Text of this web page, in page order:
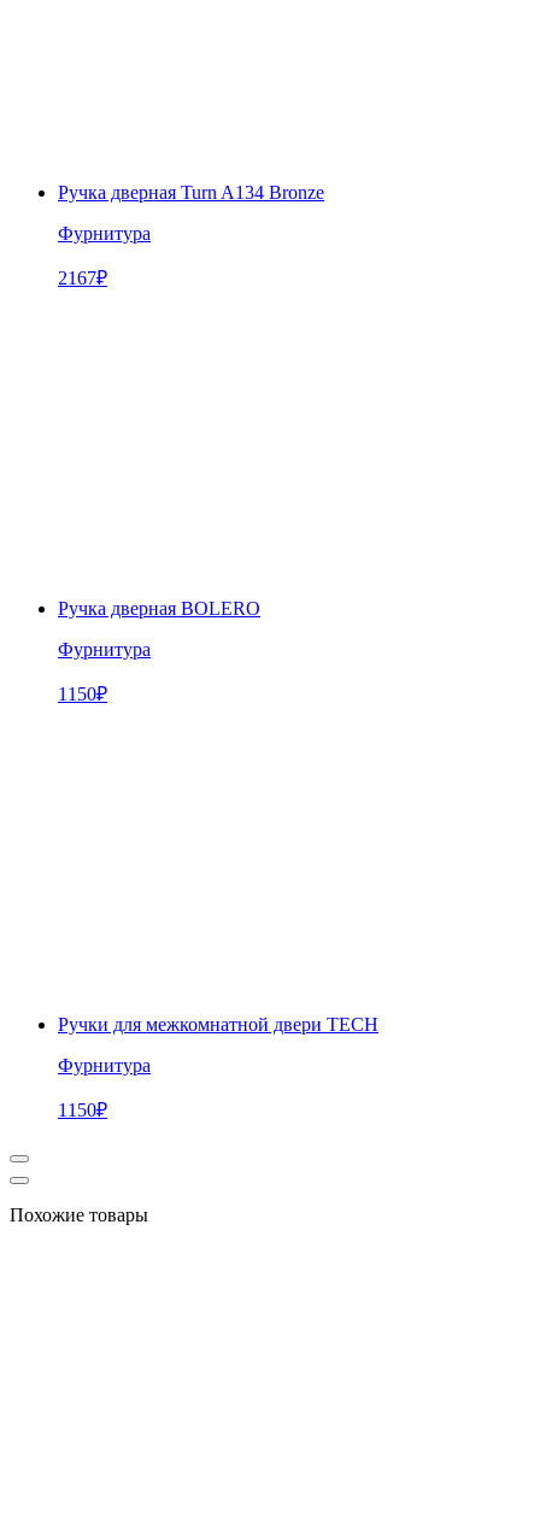
Ручка дверная Turn A134 Bronze
Фурнитура
2167₽
Ручка дверная BOLERO
Фурнитура
1150₽
Ручки для межкомнатной двери TECH
Фурнитура
1150₽
Похожие товары